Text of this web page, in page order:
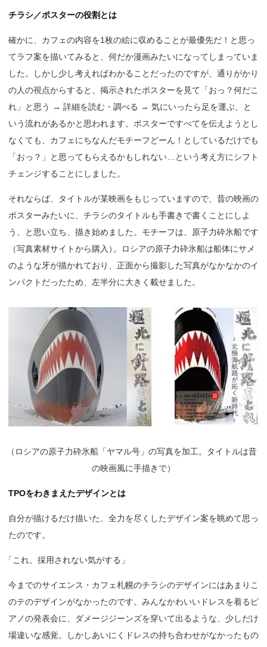
チラシ／ポスターの役割とは
確かに、カフェの内容を1枚の絵に収めることが最優先だ！と思っ
てラフ案を描いてみると、何だか漫画みたいになってしまっていま
した。しかし少し考えればわかることだったのですが、通りがかり
の人の視点からすると、掲示されたポスターを見て「おっ？何だこ
れ」と思う → 詳細を読む・調べる → 気にいったら足を運ぶ、と
いう流れがあるかと思われます。ポスターですべてを伝えようとし
なくても、カフェにちなんだモチーフどーん！としているだけでも
「おっ？」と思ってもらえるかもしれない…という考え方にシフト
チェンジすることにしました。
それならば、タイトルが某映画をもじっていますので、昔の映画の
ポスターみたいに、チラシのタイトルも手書きで書くことにしよ
う、と思い立ち、描き始めました。モチーフは、原子力砕氷船です
（写真素材サイトから購入 ） 。ロシアの原子力砕氷船は船体にサメ
のような牙が描かれており、正面から撮影した写真がなかなかのイ
ンパクトだったため、左半分に大きく載せました。
（ ロシアの原子力砕氷船「ヤマル号」の写真を加工。タイトルは昔
の映画風に手描きで）
TPOをわきまえたデザインとは
自分が描けるだけ描いた、全力を尽くしたデザイン案を眺めて思っ
たのです。
「これ、採用されない気がする」
今までのサイエンス・カフェ札幌のチラシのデザインにはあまりこ
のテのデザインがなかったのです。みんなかわいいドレスを着るピ
アノの発表会に、ダメージジーンズを穿いて出るような、少しだけ
場違いな感覚。しかしあいにくドレスの持ち合わせがなかったもの